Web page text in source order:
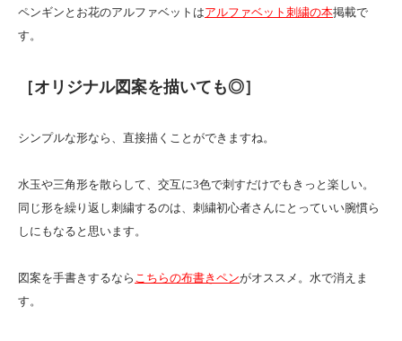
ペンギンとお花のアルファベットはアルファベット刺繍の本掲載で
す。
［オリジナル図案を描いても◎］
シンプルな形なら、直接描くことができますね。
水玉や三角形を散らして、交互に3色で刺すだけでもきっと楽しい。
同じ形を繰り返し刺繍するのは、刺繍初心者さんにとっていい腕慣ら
しにもなると思います。
図案を手書きするなら こちらの布書きペンがオススメ。水で消えま
す。